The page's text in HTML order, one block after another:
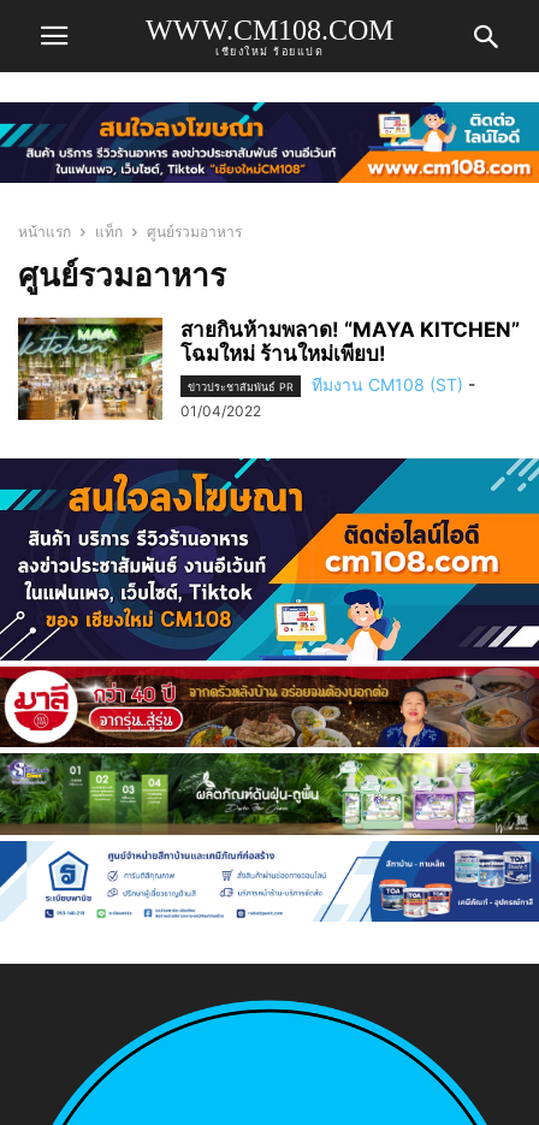
WWW.CM108.COM
เชียงใหม่ ร้อยแปด
หน้าแรก แท็ก ศูนย์รวมอาหาร
ศูนย์รวมอาหาร
สายกินห้ามพลาด! “MAYA KITCHEN”
โฉมใหม่ ร้านใหม่เพียบ!
ข่าวประชาสัมพันธ์ PR ทีมงาน CM108 (ST) -
01/04/2022